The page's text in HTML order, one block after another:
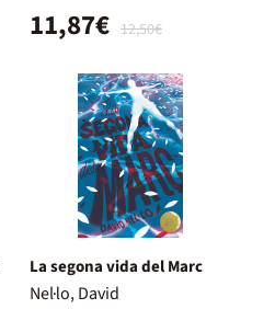
12,50€
11,87€
La segona vida del Marc
Nel·lo, David